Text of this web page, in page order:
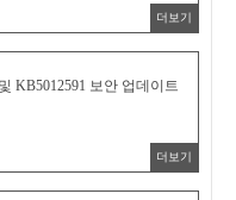
더보기
KB5012591 보안 업데이트
더보기